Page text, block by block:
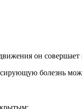
он совершает
болезнь